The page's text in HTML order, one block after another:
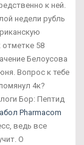
к ней.
недели рубль
58
Белоусова
Вопрос к тебе
4к?
Бор: Пептид
Pharmacom
ведь все
О